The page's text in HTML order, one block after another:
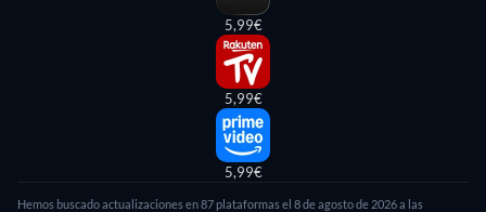
5,99€
5,99€
5,99€
Hemos buscado actualizaciones en87plataformas el 8 de agosto de 2026a las